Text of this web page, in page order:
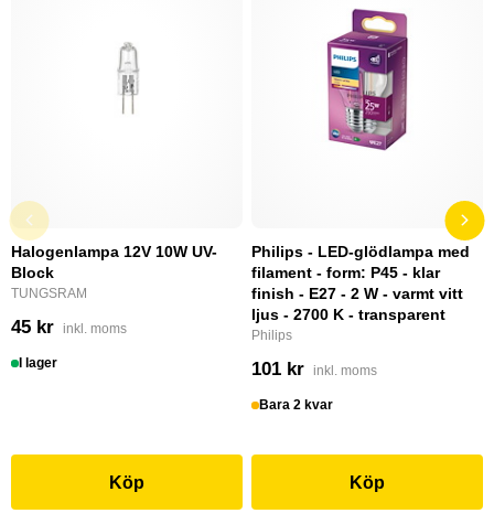
Halogenlampa 12V 10W UV-
Block
TUNGSRAM
45 kr inkl. moms
I lager
Köp
Philips - LED-glödlampa med
filament - form: P45 - klar
finish - E27 - 2 W - varmt vitt
ljus - 2700 K - transparent
Philips
101 kr inkl. moms
Bara 2 kvar
Köp